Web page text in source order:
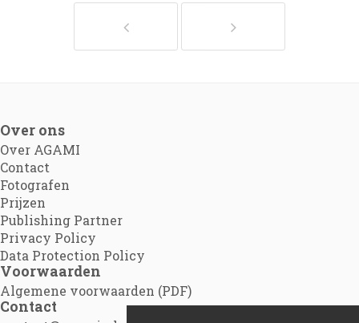
Over ons
Over AGAMI
Contact
Fotografen
Prijzen
Publishing Partner
Privacy Policy
Data Protection Policy
Voorwaarden
Algemene voorwaarden (PDF)
Contact